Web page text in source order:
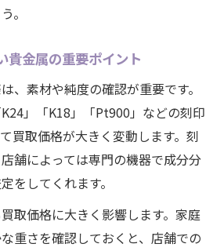
。
貴金属の重要ポイント
、素材や純度の確認が重要です。
」「K18」「Pt900」などの刻印
買取価格が大きく変動します。刻
舗によっては専門の機器で成分分
をしてくれます。
取価格に大きく影響します。家庭
重さを確認しておくと、店舗での